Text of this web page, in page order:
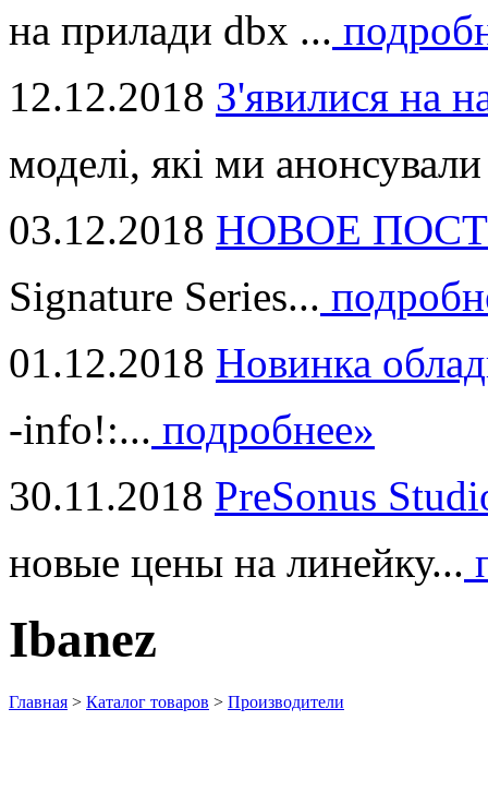
на прилади dbx ...
12.12.2018 З'явилися на
моделі, які ми
03.12.2018 НОВОЕ
Signature Series...
01.12.2018 Новинка
-info!:... подробнее»
30.11.2018 PreSonus
новые цены на линейку...
Ibanez
Главная > Каталог товаров > Производители